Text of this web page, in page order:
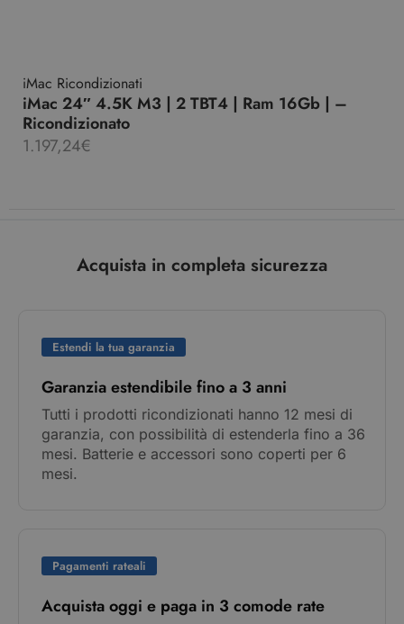
iMac Ricondizionati
iMac 24″ 4.5K M3 | 2 TBT4 | Ram 16Gb | –
Ricondizionato
1.197,24€
Acquista in completa sicurezza
Estendi la tua garanzia
Garanzia estendibile fino a 3 anni
Tutti i prodotti ricondizionati hanno 12 mesi di
garanzia, con possibilità di estenderla fino a 36
mesi. Batterie e accessori sono coperti per 6
mesi.
Pagamenti rateali
Acquista oggi e paga in 3 comode rate